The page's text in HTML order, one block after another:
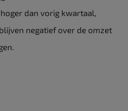
dan vorig kwartaal,
negatief over de omzet